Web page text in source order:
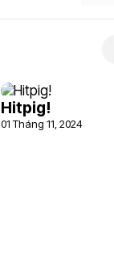
Hitpig!
01 Tháng 11, 2024